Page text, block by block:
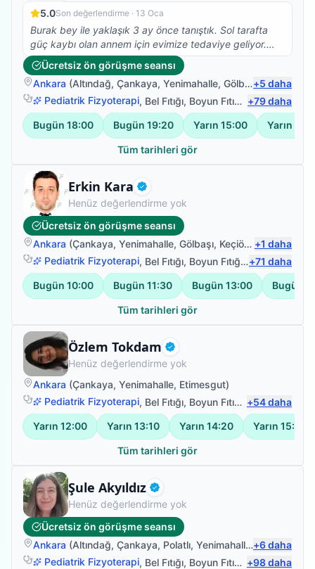
5.0Son değerlendirme · 13 Oca
Burak bey ile yaklaşık 3 ay önce tanıştık. Sol tarafta
güç kaybı olan annem için evimize tedaviye geliyor.
Gerek saygısı gerekse tedavideki başarısı ile çok
memnun kaldığımız bir hocamız. Çevreme tavsiye
ettiğim gibi burda da görüşlerimi bildirmek isterim.
Ücretsiz ön görüşme seansı
Ankara (Altındağ, Çankaya, Yenimahalle, Gölbaşı )
+5 daha
Pediatrik Fizyoterapi, Bel Fıtığı, Boyun Fıtığı Omuz Bağ
+79daha
Bugün 18:00 Bugün 19:20 Yarın 15:00 Yarın
Tüm tarihleri gör
Erkin Kara Doğrulanmış
Uzman Fizyoterapist
Henüz değerlendirme yok
Ücretsiz ön görüşme seansı
Ankara (Çankaya, Yenimahalle, Gölbaşı, Keçiören )
+1 daha
Pediatrik Fizyoterapi, Bel Fıtığı, Boyun Fıtığı ,Omuz Bağ
+71 daha
Bugün 10:00 Bugün 11:30 Bugün 13:00 Bugün
Tüm tarihleri gör
Özlem Tokdam Doğrulanmış
Fizyoterapist
Henüz değerlendirme yok
Ankara (Çankaya, Yenimahalle, Etimesgut)
Pediatrik Fizyoterapi, Bel Fıtığı, Boyun Fıtığı ,Omuz Bağ
+54daha
Yarın 12:00 Yarın 13:10 Yarın 14:20 Yarın 15:30
Tüm tarihleri gör
Şule Akyıldız Doğrulanmış
Fizyoterapist
Henüz değerlendirme yok
Ücretsiz ön görüşme seansı
Ankara (Altındağ, Çankaya, Polatlı, Yenimahalle )+6daha
Pediatrik Fizyoterapi, Bel Fıtığı, Boyun Fıtığı ,Omuz Bağ
+98daha